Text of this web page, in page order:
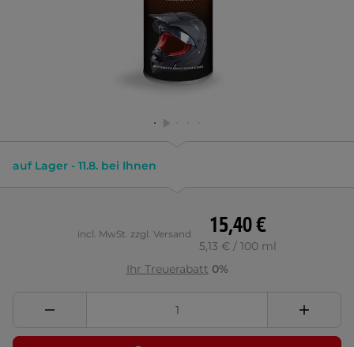
auf Lager - 11.8. bei Ihnen
15,40 €
5,13 € / 100 ml
incl. MwSt. zzgl. Versand
Ihr Treuerabatt 0%